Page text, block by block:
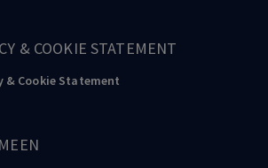
& COOKIE STATEMENT
& Cookie Statement